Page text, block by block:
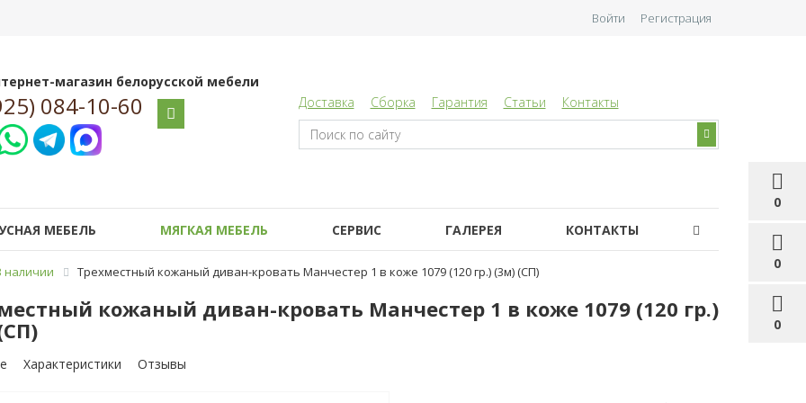
0
0
0
Войти Регистрация
магазин белорусской мебели
084-10-60 Доставка Сборка Гарантия Статьи Контакты
МЕБЕЛЬ МЯГКАЯ МЕБЕЛЬ СЕРВИС ГАЛЕРЕЯ КОНТАКТЫ
наличии Трехместный кожаный диван-кровать Манчестер 1 в коже 1079 (120 гр.) (3м) (СП)
кожаный диван-кровать Манчестер 1 в коже 1079 (120 гр.)
Характеристики Отзывы